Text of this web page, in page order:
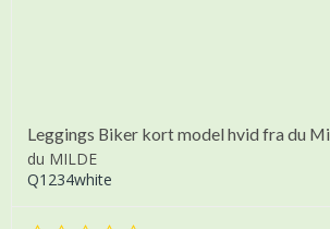
Leggings Biker kort model hvid fra du
du MILDE
Q1234white